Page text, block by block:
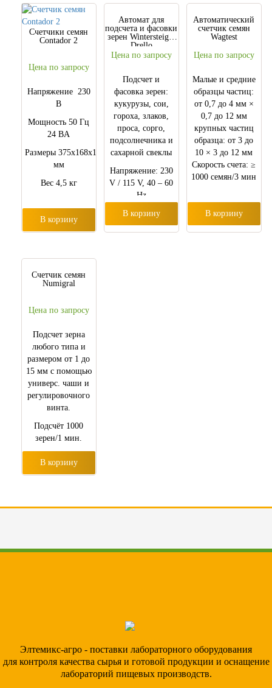
Счетчики семян
Contador 2
Цена по запросу
Напряжение 230
В
Мощность 50 Гц
24 ВA
Размеры 375x168x185
мм
Вес 4,5 кг
В корзину
Автомат для
подсчета и фасовки
зерен Wintersteiger
Drello
Цена по запросу
Подсчет и
фасовка зерен:
кукурузы, сои,
гороха, злаков,
проса, сорго,
подсолнечника и
сахарной свеклы
Напряжение: 230
V / 115 V, 40 – 60
Hz
В корзину
Автоматический
счетчик семян
Wagtest
Цена по запросу
Малые и средние
образцы частиц:
от 0,7 до 4 мм ×
0,7 до 12 мм
крупных частиц
образца: от 3 до
10 × 3 до 12 мм
Скорость счета: ≥
1000 семян/3 мин
В корзину
Счетчик семян
Numigral
Цена по запросу
Подсчет зерна
любого типа и
размером от 1 до
15 мм с помощью
универс. чаши и
регулировочного
винта.
Подсчёт 1000
зерен/1 мин.
В корзину
Элтемикс-агро - поставки лабораторного оборудования
для контроля качества сырья и готовой продукции и оснащение
лабораторий пищевых производств.